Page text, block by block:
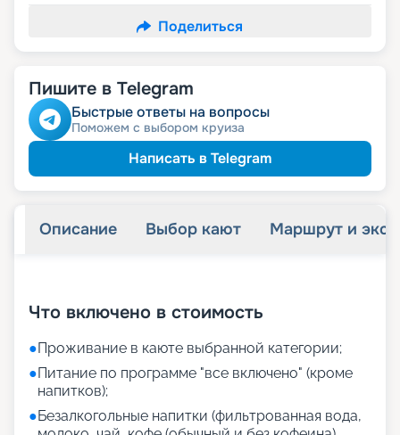
Поделиться
Пишите в Telegram
Быстрые ответы на вопросы
Поможем с выбором круиза
Написать в Telegram
Описание Выбор кают Маршрут и
Что включено в стоимость
●Проживание в каюте выбранной категории;
●Питание по программе "все включено" (кроме
напитков);
●Безалкогольные напитки (фильтрованная вода,